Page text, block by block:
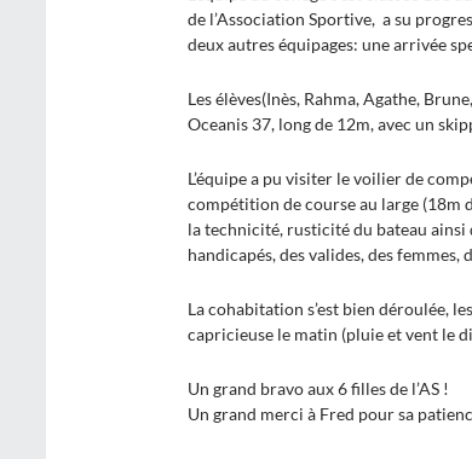
de l’Association Sportive, a su
deux autres équipages: une arrivée
Les élèves(Inès, Rahma, Agathe,
Oceanis 37, long de 12m, avec un
L’équipe a pu visiter le voilier de
compétition de course au large (18m
la technicité, rusticité du bateau ainsi
handicapés, des valides, des femmes,
La cohabitation s’est bien déroulée,
capricieuse le matin (pluie et vent le
Un grand bravo aux 6 filles de l’AS !
Un grand merci à Fred pour sa